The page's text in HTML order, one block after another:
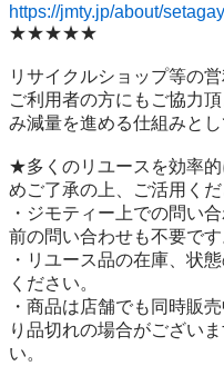
https://jmty.jp/about/
★★★★★
リサイクルショップ等の
ご利用者の方にもご協力
み減量を進める仕組みとし
★多くのリユースを効率
めご了承の上、ご活用くだ
・ジモティー上での問い
前の問い合わせも不要です
・リユース品の在庫、状
ください。
・商品は店舗でも同時販
り品切れの場合がござい
い。